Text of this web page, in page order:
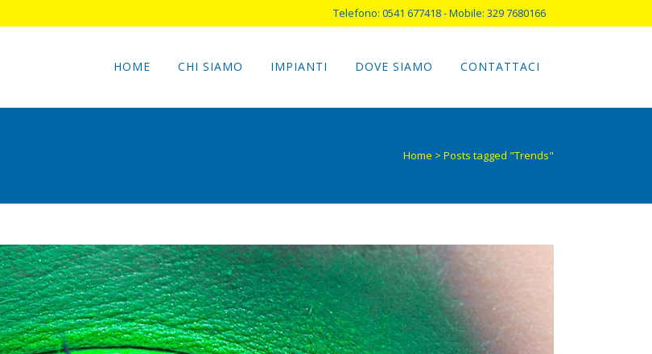
Telefono: 0541 677418 - Mobile: 329 7680166
HOME CHI SIAMO IMPIANTI DOVE SIAMO CONTATTACI
Home > Posts tagged "Trends"